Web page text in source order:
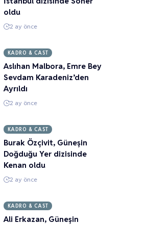
oldu
2 ay önce
KADRO & CAST
Aslıhan Malbora, Emre Bey
Sevdam Karadeniz’den
Ayrıldı
2 ay önce
KADRO & CAST
Burak Özçivit, Güneşin
Doğduğu Yer dizisinde
Kenan oldu
2 ay önce
KADRO & CAST
Ali Erkazan, Güneşin